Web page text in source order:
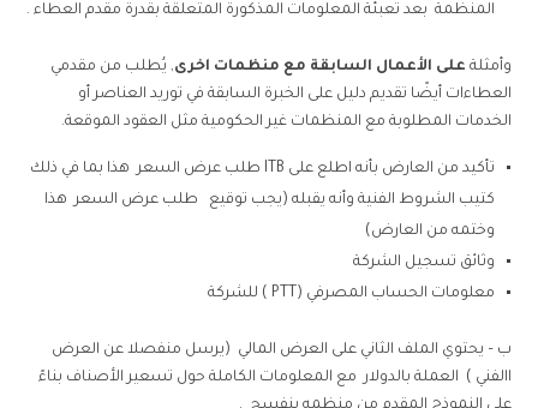
المنظمة بعد تعبئة المعلومات المذكورة المتعلقة بقدرة مقدم العطاء .
وأمثلة على الأعمال السابقة مع منظمات اخرى, يُطلب من مقدمي
العطاءات أيضًا تقديم دليل على الخبرة السابقة في توريد العناصر أو
الخدمات المطلوبة مع المنظمات غير الحكومية مثل العقود الموقعة.
تأكيد من العارض بأنه اطلع على ITB طلب عرض السعر هذا بما في ذلك
كتيب الشروط الفنية وأنه يقبله (يجب توقيع طلب عرض السعر هذا
وختمه من العارض)
وثائق تسجيل الشركة
معلومات الحساب المصرفي (PTT ) للشركة
ب – يحتوي الملف الثاني على العرض المالي (يرسل منفصلا عن العرض
االفني ) العملة بالدولار مع المعلومات الكاملة حول تسعير الأصناف بناءً